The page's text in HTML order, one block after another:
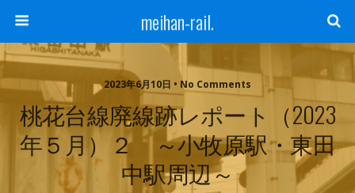
meihan-rail.
2023年6月10日 • No Comments
桃花台線廃線跡レポート（2023
年５月）２ ～小牧原駅・東田
中駅周辺～